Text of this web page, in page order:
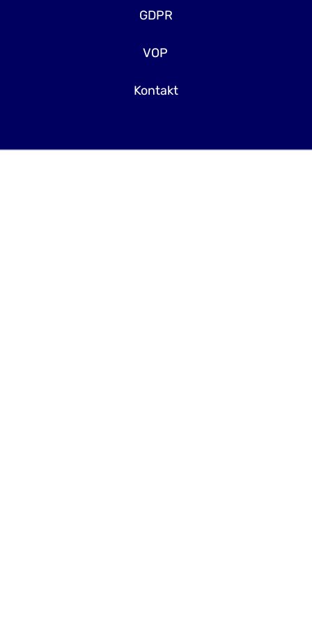
GDPR
VOP
Kontakt